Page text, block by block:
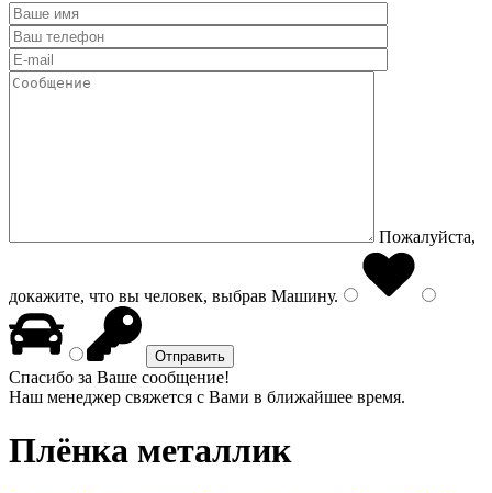
Пожалуйста,
докажите, что вы человек, выбрав Машину.
Спасибо за Ваше сообщение!
Наш менеджер свяжется с Вами в ближайшее время.
Плёнка металлик